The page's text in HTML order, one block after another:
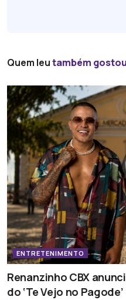
Quem leutambém
ENTRETENIMENTO
Renanzinho CBX
do ‘Te Vejo no Pagode’